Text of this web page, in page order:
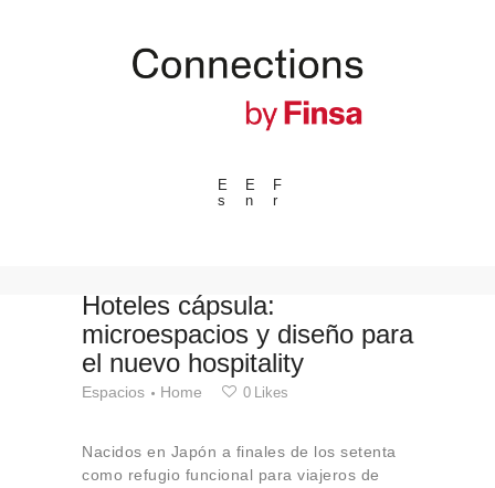
E
s
E
n
F
r
---ENLACES---
Eventos
Espacios
Materiales
Tecnologia
Colaboraciones
Hoteles cápsula:
microespacios y diseño para
el nuevo hospitality
Espacios Home 0 Likes
Nacidos en Japón a finales de los setenta
como refugio funcional para viajeros de